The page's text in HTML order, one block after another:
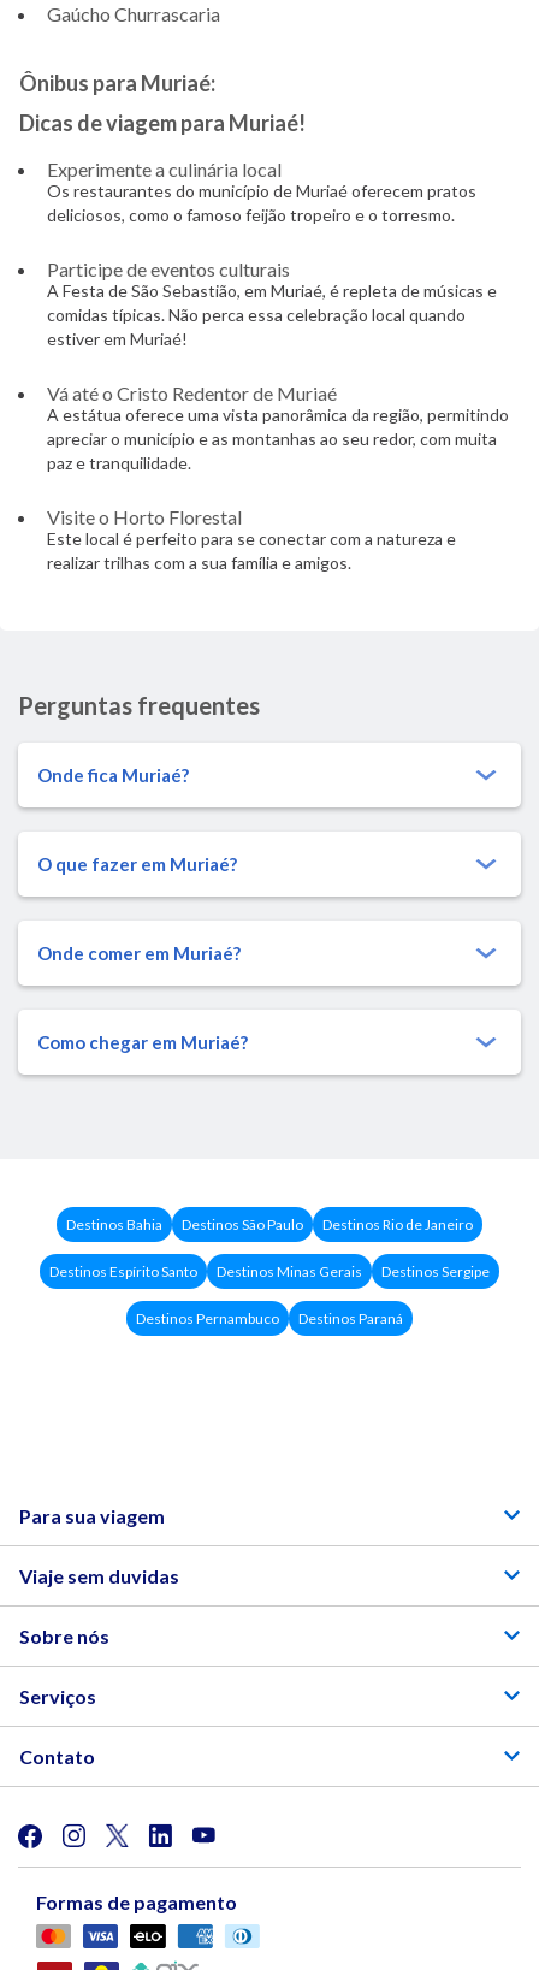
Gaúcho Churrascaria
Ônibus para Muriaé:
Dicas de viagem para Muriaé!
Experimente a culinária local
Os restaurantes do município de Muriaé oferecem pratos
deliciosos, como o famoso feijão tropeiro e o torresmo.
Participe de eventos culturais
A Festa de São Sebastião, em Muriaé, é repleta de músicas e
comidas típicas. Não perca essa celebração local quando
estiver em Muriaé!
Vá até o Cristo Redentor de Muriaé
A estátua oferece uma vista panorâmica da região, permitindo
apreciar o município e as montanhas ao seu redor, com muita
paz e tranquilidade.
Visite o Horto Florestal
Este local é perfeito para se conectar com a natureza e
realizar trilhas com a sua família e amigos.
Perguntas frequentes
Onde fica Muriaé?
O que fazer em Muriaé?
Onde comer em Muriaé?
Como chegar em Muriaé?
Destinos Bahia Destinos São Paulo Destinos Rio de Janeiro
Destinos Espírito Santo Destinos Minas Gerais Destinos Sergipe
Destinos Pernambuco Destinos Paraná
Para sua viagem
Viaje sem duvidas
Sobre nós
Serviços
Contato
Formas de pagamento